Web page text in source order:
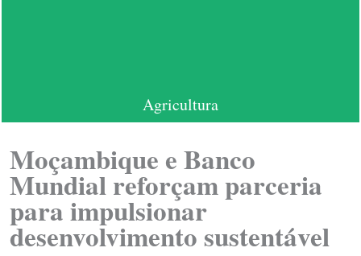
Agricultura
Moçambique e Banco
Mundial reforçam parceria
para impulsionar
desenvolvimento sustentável